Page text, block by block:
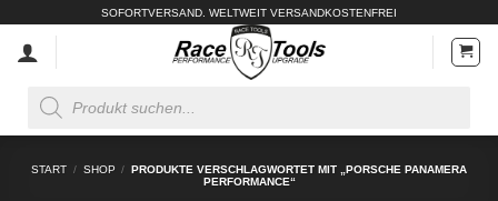
springen
SOFORTVERSAND. WELTWEIT VERSANDKOSTENFREI
search
START / SHOP / PRODUKTE VERSCHLAGWORTET MIT „PORSCHE PANAMERA
PERFORMANCE“